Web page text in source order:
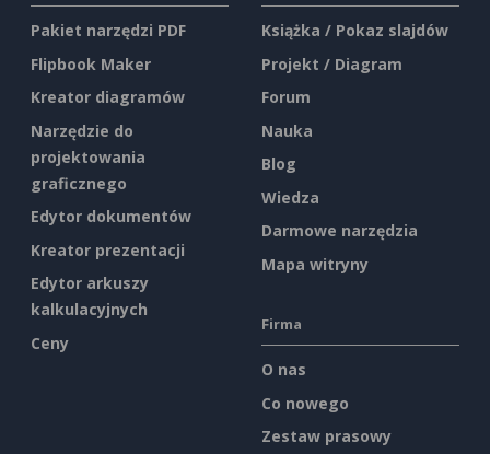
Pakiet narzędzi PDF
Flipbook Maker
Kreator diagramów
Narzędzie do
projektowania
graficznego
Edytor dokumentów
Kreator prezentacji
Edytor arkuszy
kalkulacyjnych
Ceny
Książka / Pokaz slajdów
Projekt / Diagram
Forum
Nauka
Blog
Wiedza
Darmowe narzędzia
Mapa witryny
Firma
O nas
Co nowego
Zestaw prasowy